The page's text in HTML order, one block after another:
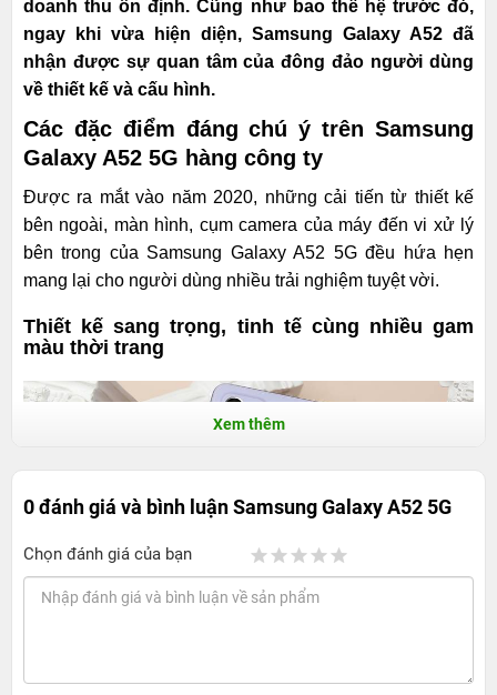
doanh thu ổn định. Cũng như bao thế hệ trước đó,
ngay khi vừa hiện diện, Samsung Galaxy A52 đã
nhận được sự quan tâm của đông đảo người dùng
về thiết kế và cấu hình.
Các đặc điểm đáng chú ý trên Samsung
Galaxy A52 5G hàng công ty
Được ra mắt vào năm 2020, những cải tiến từ thiết kế
bên ngoài, màn hình, cụm camera của máy đến vi xử lý
bên trong của Samsung Galaxy A52 5G đều hứa hẹn
mang lại cho người dùng nhiều trải nghiệm tuyệt vời.
Thiết kế sang trọng, tinh tế cùng nhiều gam
màu thời trang
Xem thêm
0 đánh giá và bình luậnSamsung Galaxy A52 5G
Chọn đánh giá của bạn